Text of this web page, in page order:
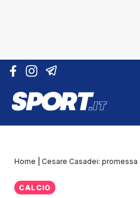
Vai al contenuto
Home Cesare Casadei:
CALCIO